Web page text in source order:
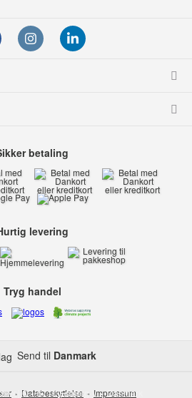
Send til Danmark
betaling
levering
Tryg handel
Databeskyttelse Impressum
6 6710 Esbjerg V Danmark